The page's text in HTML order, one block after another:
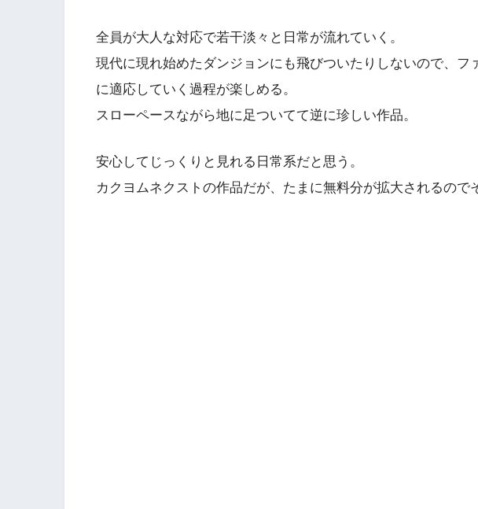
全員が大人な対応で若干淡々と日常が流れていく。
現代に現れ始めたダンジョンにも飛びついたりしないので、フ
に適応していく過程が楽しめる。
スローペースながら地に足ついてて逆に珍しい作品。
安心してじっくりと見れる日常系だと思う。
カクヨムネクストの作品だが、たまに無料分が拡大されるので